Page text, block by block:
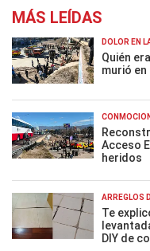
MÁS LEÍDAS
DOLOR EN
Quién
murió
CONMOCIÓN
Acceso
heridos
ARREGLOS
Te
DIY de